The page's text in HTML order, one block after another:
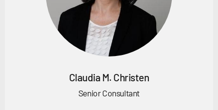
Claudia M. Christen
Senior Consultant